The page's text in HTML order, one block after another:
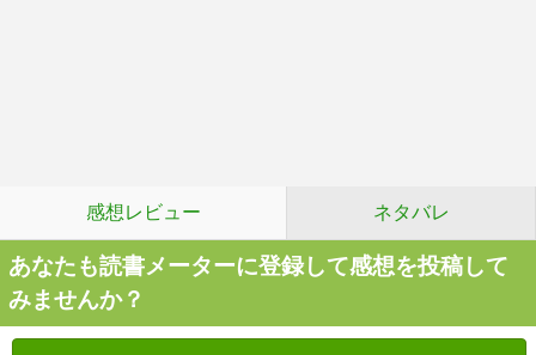
感想レビュー ネタバレ
あなたも読書メーターに登録して感想を投稿して
みませんか？